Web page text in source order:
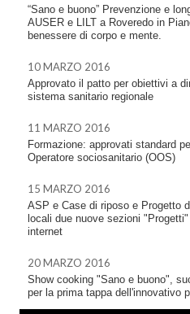
“Sano e buono” Prevenzione e
AUSER e LILT a Roveredo in
benessere di corpo e mente.
10 MARZO 2016
Approvato il patto per obiettivi a
sistema sanitario regionale
11 MARZO 2016
Formazione: approvati standard
Operatore sociosanitario (OOS)
15 MARZO 2016
ASP e Case di riposo e Progetto
locali due nuove sezioni
internet
20 MARZO 2016
Show cooking "Sano e buono",
per la prima tappa dell'innovativo